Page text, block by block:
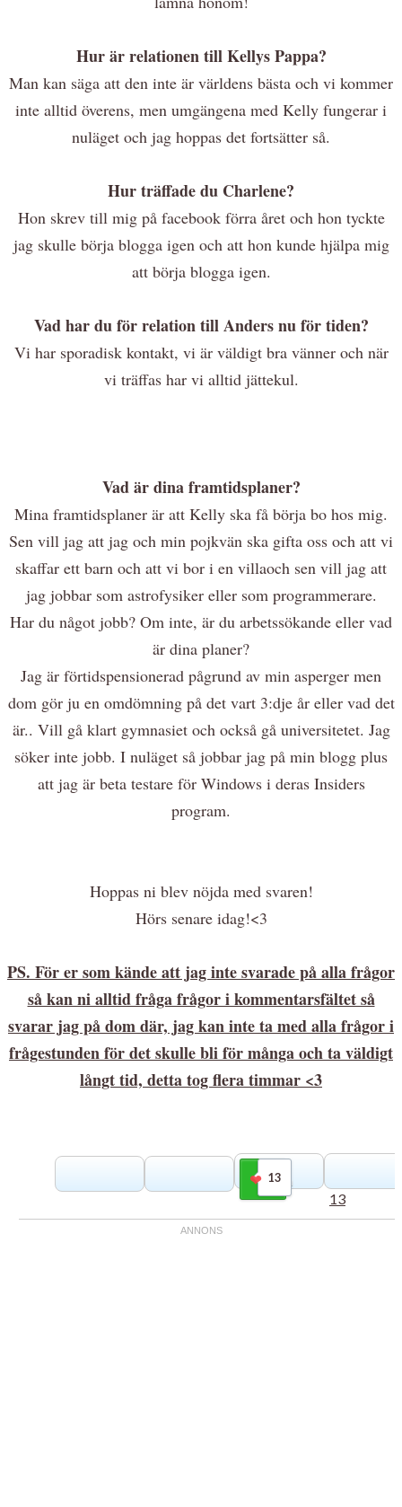
Hur är relationen till Kellys Pappa?
Man kan säga att den inte är världens bästa och vi kommer
inte alltid överens, men umgängena med Kelly fungerar i
nuläget och jag hoppas det fortsätter så.
Hur träffade du Charlene?
Hon skrev till mig på facebook förra året och hon tyckte
jag skulle börja blogga igen och att hon kunde hjälpa mig
att börja blogga igen.
Vad har du för relation till Anders nu för tiden?
Vi har sporadisk kontakt, vi är väldigt bra vänner och när
vi träffas har vi alltid jättekul.
Vad är dina framtidsplaner?
Mina framtidsplaner är att Kelly ska få börja bo hos mig.
Sen vill jag att jag och min pojkvän ska gifta oss och att vi
skaffar ett barn och att vi bor i en villaoch sen vill jag att
jag jobbar som astrofysiker eller som programmerare.
Har du något jobb? Om inte, är du arbetssökande eller vad
är dina planer?
Jag är förtidspensionerad pågrund av min asperger men
dom gör ju en omdömning på det vart 3:dje år eller vad det
är.. Vill gå klart gymnasiet och också gå universitetet. Jag
söker inte jobb. I nuläget så jobbar jag på min blogg plus
att jag är beta testare för Windows i deras Insiders
program.
Hoppas ni blev nöjda med svaren!
Hörs senare idag!<3
PS. För er som kände att jag inte svarade på alla frågor
så kan ni alltid fråga frågor i kommentarsfältet så
svarar jag på dom där, jag kan inte ta med alla frågor i
frågestunden för det skulle bli för många och ta väldigt
långt tid, detta tog flera timmar <3
13
Gilla
13